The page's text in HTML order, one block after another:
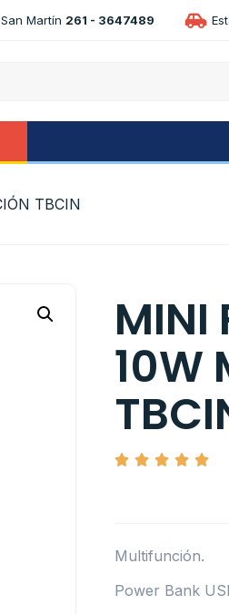
Martín 261 - 3647489
TBCIN
MINI
10W
Multifunción.
Power Bank